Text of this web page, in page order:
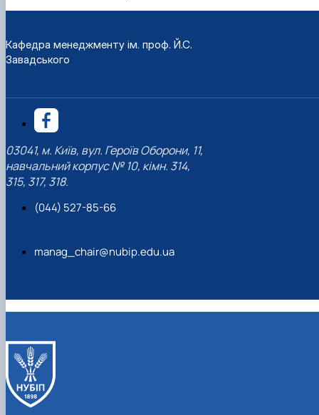
Кафедра менеджменту ім. проф. Й.С.
Завадського
03041, м. Київ, вул. Героїв Оборони, 11,
навчальний корпус № 10, кімн. 314,
315, 317, 318.
(044) 527-85-66
manag_chair@nubip.edu.ua